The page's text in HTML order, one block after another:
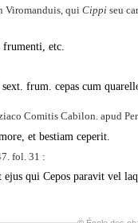
Viromanduis, qui Cippi seu
frumenti, etc.
frum. cepas cum
Comitis Cabilon. apud
et bestiam ceperit.
fol. 31 :
ejus qui Cepos paravit vel